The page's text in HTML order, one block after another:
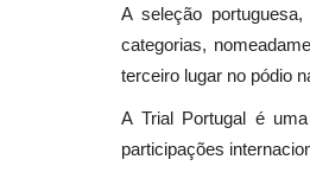
A seleção
categorias,
terceiro lugar no pódio
A Trial Portugal é
participações